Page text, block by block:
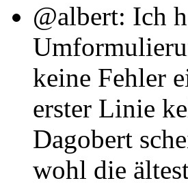
@albert: Ich
keine Fehler
erster Linie
Dagobert
wohl die